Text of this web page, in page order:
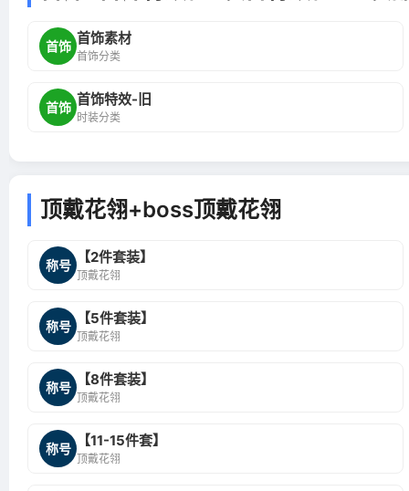
首饰 首饰素材
首饰分类
首饰 首饰特效-旧
时装分类
顶戴花翎+boss顶戴花翎
称号 【2件套装】
顶戴花翎
称号 【5件套装】
顶戴花翎
称号 【8件套装】
顶戴花翎
称号 【11-15件套】
顶戴花翎